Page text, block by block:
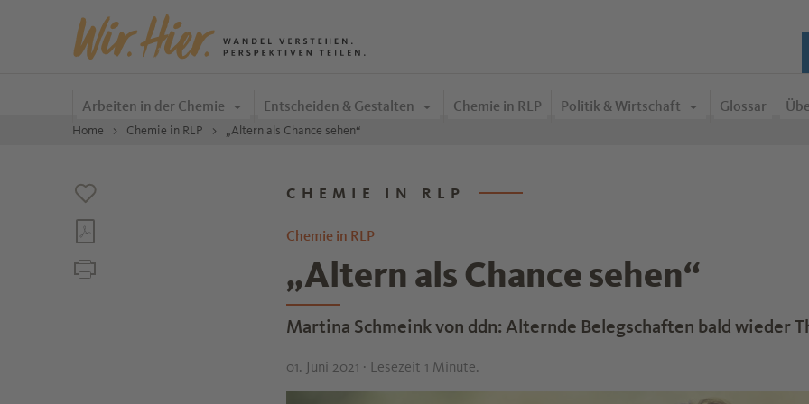
Zum Inhalt springen
Arbeiten in der Chemie Entscheiden & Gestalten Chemie in RLP Politik & Wirtschaft Glossar
Home Chemie in RLP „Altern als Chance sehen“
CHEMIE IN RLP
Chemie in RLP
„Altern als Chance sehen“
Martina Schmeink von ddn: Alternde Belegschaften bald wieder
01. Juni 2021 · Lesezeit 1 Minute.